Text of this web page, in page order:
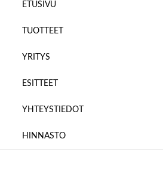
ETUSIVU
TUOTTEET
YRITYS
ESITTEET
YHTEYSTIEDOT
HINNASTO